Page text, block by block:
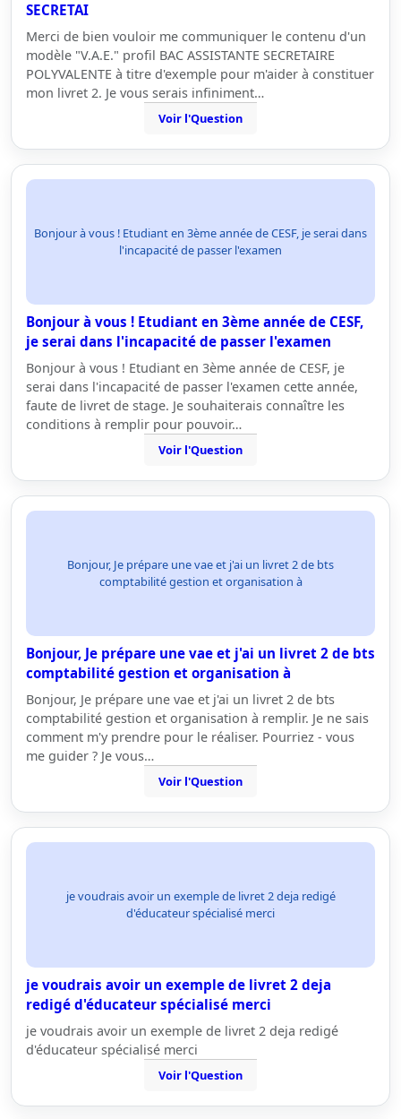
SECRETAI
Merci de bien vouloir me communiquer le contenu d'un
modèle "V.A.E." profil BAC ASSISTANTE SECRETAIRE
POLYVALENTE à titre d'exemple pour m'aider à constituer
mon livret 2. Je vous serais infiniment…
Voir l'Question
Bonjour à vous ! Etudiant en 3ème année de CESF, je serai dans
l'incapacité de passer l'examen
Bonjour à vous ! Etudiant en 3ème année de CESF,
je serai dans l'incapacité de passer l'examen
Bonjour à vous ! Etudiant en 3ème année de CESF, je
serai dans l'incapacité de passer l'examen cette année,
faute de livret de stage. Je souhaiterais connaître les
conditions à remplir pour pouvoir…
Voir l'Question
Bonjour, Je prépare une vae et j'ai un livret 2 de bts
comptabilité gestion et organisation à
Bonjour, Je prépare une vae et j'ai un livret 2 de bts
comptabilité gestion et organisation à
Bonjour, Je prépare une vae et j'ai un livret 2 de bts
comptabilité gestion et organisation à remplir. Je ne sais
comment m'y prendre pour le réaliser. Pourriez - vous
me guider ? Je vous…
Voir l'Question
je voudrais avoir un exemple de livret 2 deja redigé
d'éducateur spécialisé merci
je voudrais avoir un exemple de livret 2 deja
redigé d'éducateur spécialisé merci
je voudrais avoir un exemple de livret 2 deja redigé
d'éducateur spécialisé merci
Voir l'Question